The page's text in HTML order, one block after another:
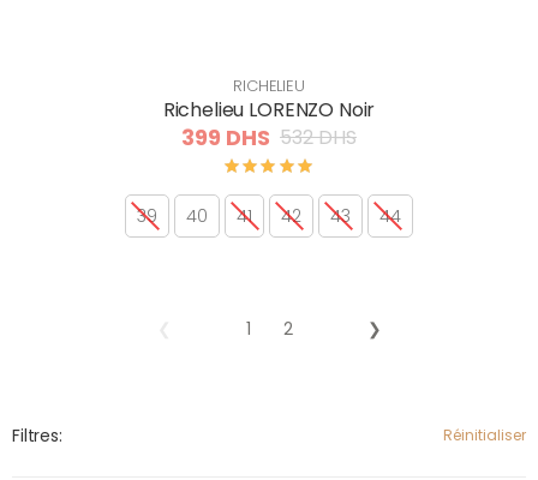
RICHELIEU
Richelieu LORENZO Noir
399 DHS 532 DHS
39 40 41 42 43 44
1 2 ❯
Filtres: Réinitialiser